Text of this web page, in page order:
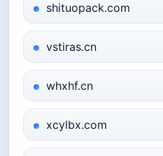
shituopack.com
vstiras.cn
whxhf.cn
xcylbx.com